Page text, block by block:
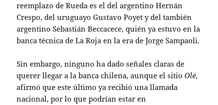
reemplazo de Rueda es el del argentino Hernán
Crespo, del uruguayo Gustavo Poyet y del también
argentino Sebastián Beccacece, quién ya estuvo en la
banca técnica de La Roja en la era de Jorge Sampaoli.
Sin embargo, ninguno ha dado señales claras de
querer llegar a la banca chilena, aunque el sitioOlé,
afirmó que este último ya recibió una llamada
nacional, por lo que podrían estar en